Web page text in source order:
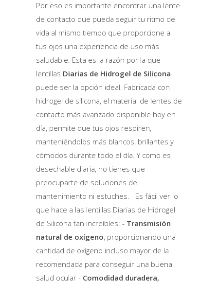
Por eso es importante encontrar una lente
de contacto que pueda seguir tu ritmo de
vida al mismo tiempo que proporcione a
tus ojos una experiencia de uso más
saludable. Esta es la razón por la que
lentillas Diarias de Hidrogel de Silicona
puede ser la opción ideal. Fabricada con
hidrogel de silicona, el material de lentes de
contacto más avanzado disponible hoy en
día, permite que tus ojos respiren,
manteniéndolos más blancos, brillantes y
cómodos durante todo el día. Y como es
desechable diaria, no tienes que
preocuparte de soluciones de
mantenimiento ni estuches. Es fácil ver lo
que hace a las lentillas Diarias de Hidrogel
de Silicona tan increíbles: - Transmisión
natural de oxígeno, proporcionando una
cantidad de oxígeno incluso mayor de la
recomendada para conseguir una buena
salud ocular - Comodidad duradera,